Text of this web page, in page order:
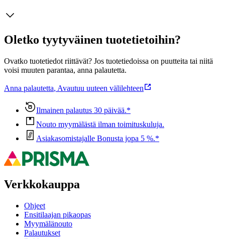
Oletko tyytyväinen tuotetietoihin?
Ovatko tuotetiedot riittävät? Jos tuotetiedoissa on puutteita tai niitä
voisi muuten parantaa, anna palautetta.
Anna palautetta, Avautuu uuteen välilehteen
Ilmainen palautus 30 päivää.*
Nouto myymälästä ilman toimituskuluja.
Asiakasomistajalle Bonusta jopa 5 %.*
Verkkokauppa
Ohjeet
Ensitilaajan pikaopas
Myymälänouto
Palautukset